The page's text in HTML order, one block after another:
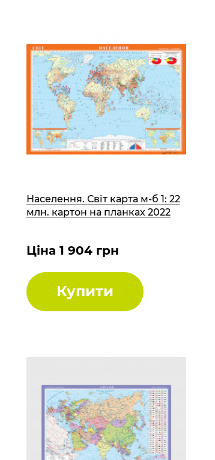
Населення. Світ карта м-б 1: 22
млн. картон на планках 2022
Ціна 1 904 грн
Купити